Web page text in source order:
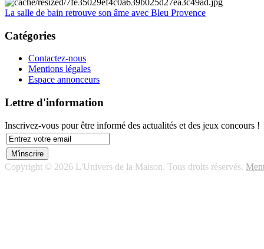
La salle de bain retrouve son âme avec Bleu Provence
Catégories
Contactez-nous
Mentions légales
Espace annonceurs
Lettre d'information
Inscrivez-vous pour être informé des actualités et des jeux concours !
Copyright © 2026 L'Univers de la Maison. Tous droits réservés.